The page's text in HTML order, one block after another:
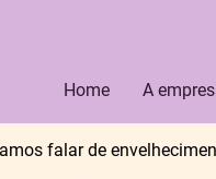
Home A
falar de